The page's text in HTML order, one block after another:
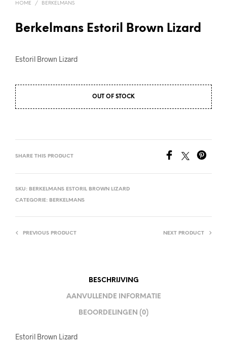
HOME / BERKELMANS
Berkelmans Estoril Brown Lizard
Estoril Brown Lizard
OUT OF STOCK
SHARE THIS PRODUCT
SKU: BERKELMANS ESTORIL BROWN LIZARD
CATEGORIE: BERKELMANS
PREVIOUS PRODUCT NEXT PRODUCT
BESCHRIJVING
AANVULLENDE INFORMATIE
BEOORDELINGEN (0)
Estoril Brown Lizard